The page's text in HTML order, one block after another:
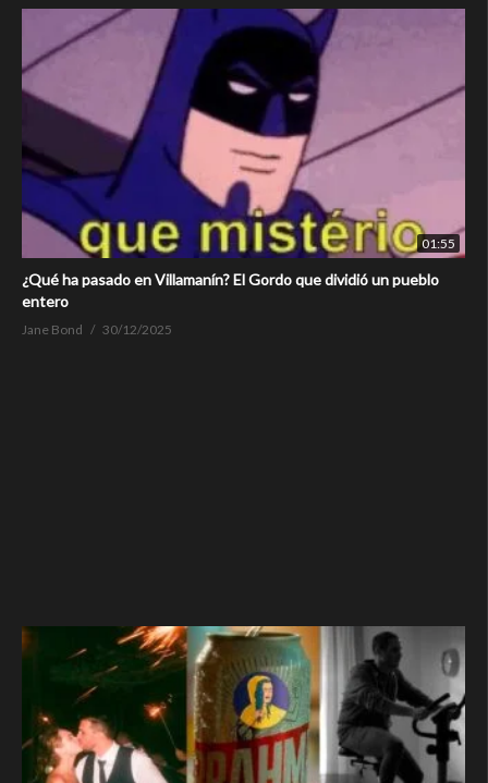
01:55
¿Qué ha pasado en Villamanín? El Gordo que dividió un pueblo
entero
Jane Bond 30/12/2025